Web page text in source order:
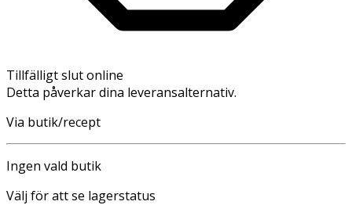
Tillfälligt slut online
Detta påverkar dina leveransalternativ.
Via butik/recept
Ingen vald butik
Välj för att se lagerstatus